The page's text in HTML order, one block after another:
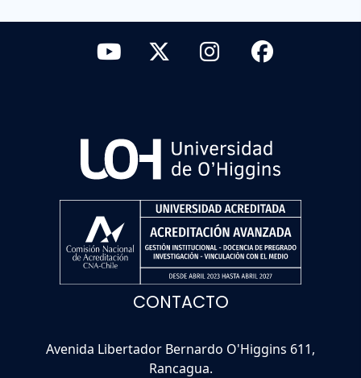
CONTACTO
Avenida Libertador Bernardo O'Higgins 611,
Rancagua.